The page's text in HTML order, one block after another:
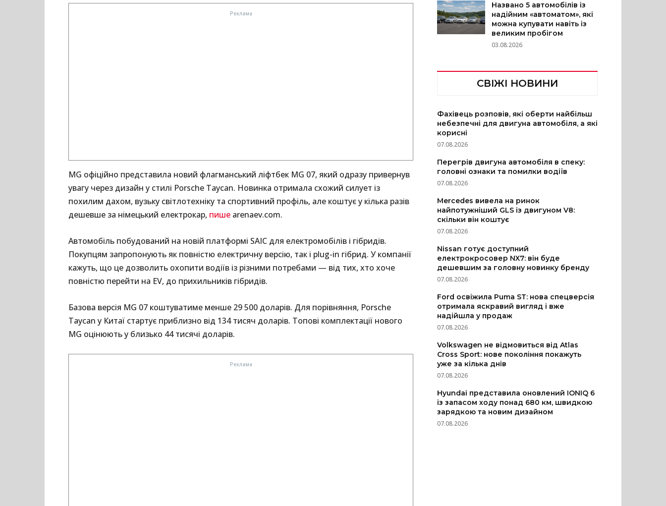
MG офіційно представила новий флагманський ліфтбек MG 07, який одразу привернув
увагу через дизайн у стилі Porsche Taycan. Новинка отримала схожий силует із
похилим дахом, вузьку світлотехніку та спортивний профіль, але коштує у кілька разів
дешевше за німецький електрокар, пише arenaev.com.
Автомобіль побудований на новій платформі SAIC для електромобілів і гібридів.
Покупцям запропонують як повністю електричну версію, так і plug-in гібрид. У компанії
кажуть, що це дозволить охопити водіїв із різними потребами — від тих, хто хоче
повністю перейти на EV, до прихильників гібридів.
Базова версія MG 07 коштуватиме менше 29 500 доларів. Для порівняння, Porsche
Taycan у Китаї стартує приблизно від 134 тисяч доларів. Топові комплектації нового
MG оцінюють у близько 44 тисячі доларів.
Названо 5 автомобілів із
надійним «автоматом», які
можна купувати навіть із
великим пробігом
03.08.2026
СВІЖІ НОВИНИ
Фахівець розповів, які оберти найбільш
небезпечні для двигуна автомобіля, а які
корисні
07.08.2026
Перегрів двигуна автомобіля в спеку:
головні ознаки та помилки водіїв
07.08.2026
Mercedes вивела на ринок
найпотужніший GLS із двигуном V8:
скільки він коштує
07.08.2026
Nissan готує доступний
електрокросовер NX7: він буде
дешевшим за головну новинку бренду
07.08.2026
Ford освіжила Puma ST: нова спецверсія
отримала яскравий вигляд і вже
надійшла у продаж
07.08.2026
Volkswagen не відмовиться від Atlas
Cross Sport: нове покоління покажуть
уже за кілька днів
07.08.2026
Hyundai представила оновлений IONIQ 6
із запасом ходу понад 680 км, швидкою
зарядкою та новим дизайном
07.08.2026